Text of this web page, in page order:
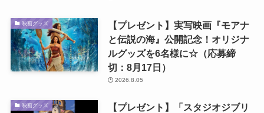
映画グッズ
【プレゼント】実写映画『モアナ
と伝説の海』公開記念！オリジナ
ルグッズを6名様に☆（応募締
切：8月17日）
2026.8.05
映画グッズ
【プレゼント】「スタジオジブリ